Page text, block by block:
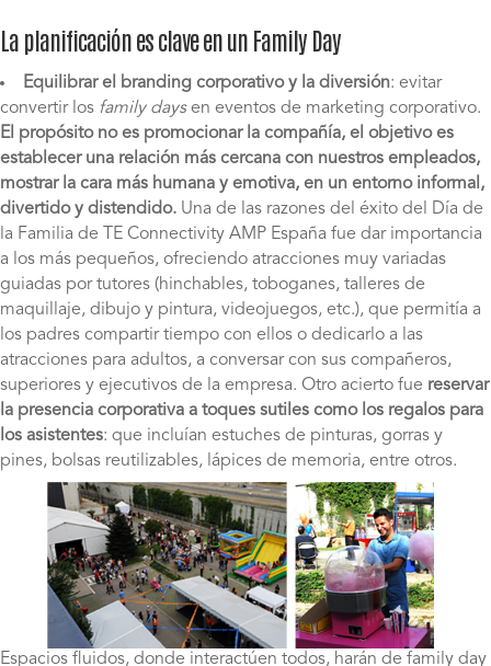
La planificación es clave en un Family Day
Equilibrar el branding corporativo y la diversión: evitar
convertir los family daysen eventos de marketing corporativo.
El propósito no es promocionar la compañía, el objetivo es
establecer una relación más cercana con nuestros empleados,
mostrar la cara más humana y emotiva, en un entorno informal,
divertido y distendido. Una de las razones del éxito del Día de
la Familia de TE Connectivity AMP España fue dar importancia
a los más pequeños, ofreciendo atracciones muy variadas
guiadas por tutores (hinchables, toboganes, talleres de
maquillaje, dibujo y pintura, videojuegos, etc.), que permitía a
los padres compartir tiempo con ellos o dedicarlo a las
atracciones para adultos, a conversar con sus compañeros,
superiores y ejecutivos de la empresa. Otro acierto fue reservar
la presencia corporativa a toques sutiles como los regalos para
los asistentes: que incluían estuches de pinturas, gorras y
pines, bolsas reutilizables, lápices de memoria, entre otros.
Espacios fluidos, donde interactúen todos, harán de family day